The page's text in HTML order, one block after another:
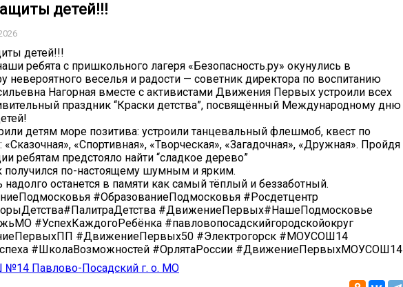
детей!!!
детей!!!
ребята с пришкольного лагеря «Безопасность.ру» окунулись в
невероятного веселья и радости — советник директора по воспитанию
Нагорная вместе с активистами Движения Первых устроили всех
праздник “Краски детства”, посвящённый Международному дню
детям море позитива: устроили танцевальный флешмоб, квест по
«Сказочная», ‍«Спортивная», «Творческая», «Загадочная», «Дружная». Пройдя
ребятам предстояло найти “сладкое дерево”
получился по-настоящему шумным и ярким.
надолго останется в памяти как самый тёплый и беззаботный.
#ОбразованиеПодмосковья #Росдетцентр
#ДвижениеПервых#НашеПодмосковье
#УспехКаждогоРебёнка #павловопосадскийгородскойокруг
#ДвижениеПервых50 #Электрогорск #МОУСОШ14
#ШколаВозможностей #ОрлятаРоссии #ДвижениеПервыхМОУСОШ14
Павлово-Посадский г. о. МО